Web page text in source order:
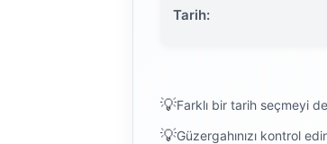
Tarih:
Farklı bir tarih seçmeyi
Güzergahınızı kontrol